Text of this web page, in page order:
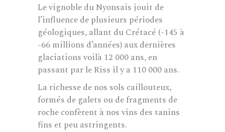
Le vignoble du Nyonsais jouit de
l’influence de plusieurs périodes
géologiques, allant du Crétacé (-145 à
-66 millions d’années) aux dernières
glaciations voilà 12 000 ans, en
passant par le Riss il y a 110 000 ans.
La richesse de nos sols caillouteux,
formés de galets ou de fragments de
roche confèrent à nos vins des tanins
fins et peu astringents.